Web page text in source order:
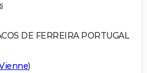
DE FERREIRA PORTUGAL
)